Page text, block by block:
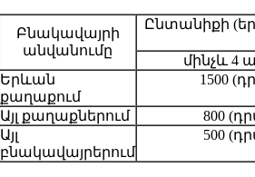
Բնակավայրի
անվանումը
Ընտանիքի
մինչև 4
Երևան
քաղաքում
1500
Այլ քաղաքներում
800
Այլ
բնակավայրերում
500